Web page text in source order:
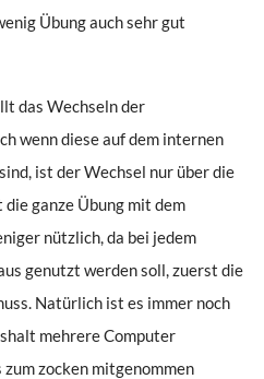
Übung auch sehr gut
das Wechseln der
wenn diese auf dem internen
ist der Wechsel nur über die
ganze Übung mit dem
nützlich, da bei jedem
genutzt werden soll, zuerst die
Natürlich ist es immer noch
mehrere Computer
zocken mitgenommen